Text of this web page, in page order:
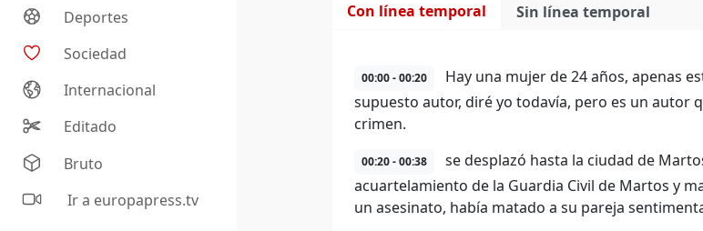
Deportes
Sociedad
Internacional
Editado
Bruto
Ir a europapress.tv
Con línea temporal Sin línea temporal
00:00 - 00:20
Hay una mujer de 24 años, apenas
supuesto autor, diré yo todavía, pero es un autor
crimen.
00:20 - 00:38
se desplazó hasta la ciudad de
acuartelamiento de la Guardia Civil de Martos y
un asesinato, había matado a su pareja